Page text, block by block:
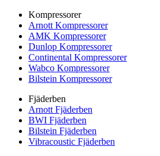
Kompressorer
Arnott Kompressorer
AMK Kompressorer
Dunlop Kompressorer
Continental Kompressorer
Wabco Kompressorer
Bilstein Kompressorer
Fjäderben
Arnott Fjäderben
BWI Fjäderben
Bilstein Fjäderben
Vibracoustic Fjäderben